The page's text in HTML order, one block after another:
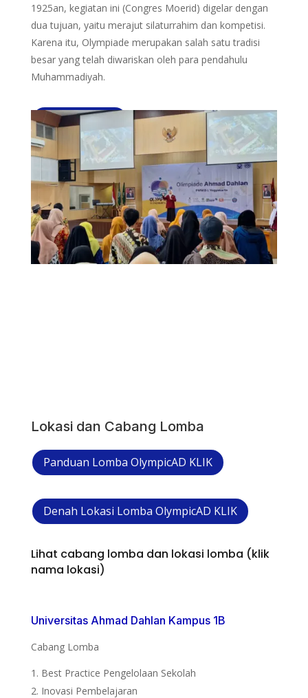
1925an, kegiatan ini (Congres Moerid) digelar dengan
dua tujuan, yaitu merajut silaturrahim dan kompetisi.
Karena itu, Olympiade merupakan salah satu tradisi
besar yang telah diwariskan oleh para pendahulu
Muhammadiyah.
Selengkapnya
Lokasi dan Cabang Lomba
Panduan Lomba OlympicAD KLIK
Denah Lokasi Lomba OlympicAD KLIK
Lihat cabang lomba dan lokasi lomba (klik
nama lokasi)
Universitas Ahmad Dahlan Kampus 1B
Cabang Lomba
Best Practice Pengelolaan Sekolah
Inovasi Pembelajaran